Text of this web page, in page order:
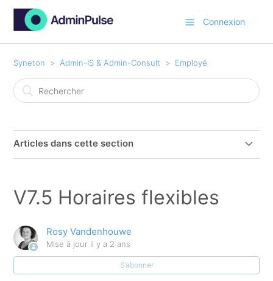
Connexion
Syneton Admin-IS & Admin-Consult Employé
Articles dans cette section
Page d’accueil : Mes paramètres
Comment puis-je créer un nouvel employé ?
Se connecter automatiquement
V7.5 Horaires flexibles
Rosy Vandenhouwe
Mise à jour il y a 2 ans
S’abonner